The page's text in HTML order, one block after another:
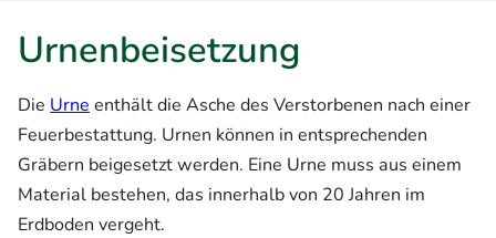
Urnenbeisetzung
Die Urne enthält die Asche des Verstorbenen nach einer
Feuerbestattung. Urnen können in entsprechenden
Gräbern beigesetzt werden. Eine Urne muss aus einem
Material bestehen, das innerhalb von 20 Jahren im
Erdboden vergeht.